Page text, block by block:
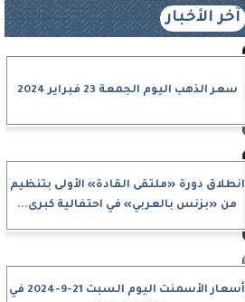
آخر الأخبار
سعر الذهب اليوم الجمعة 23 فبراير 2024
انطلاق دورة «ملتقى القادة» الأولى بتنظيم
من «بزنس بالعربي» في احتفالية كبرى...
أسعار الأسمنت اليوم السبت 21-9-2024 في